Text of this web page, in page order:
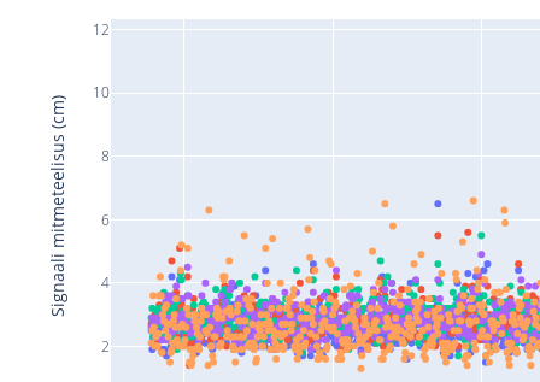
2
4
6
8
10
12
Signaali mitmeteelisus (cm)